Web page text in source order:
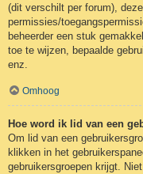
(dit verschilt per forum),
permissies/
beheerder een stuk
toe te wijzen, bepaalde
enz.
Omhoog
Hoe word ik lid van een
Om lid van een
klikken in het
gebruikersgroepen krijgt.